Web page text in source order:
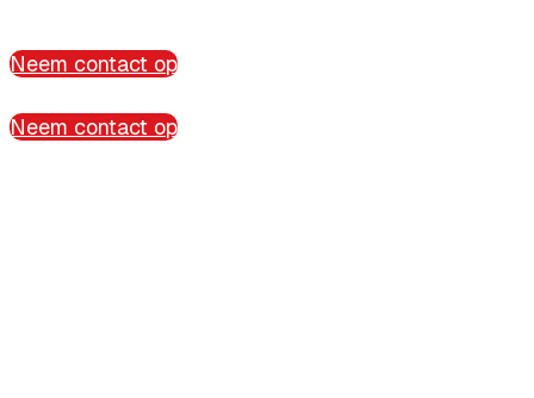
Neem contact op
Neem contact op